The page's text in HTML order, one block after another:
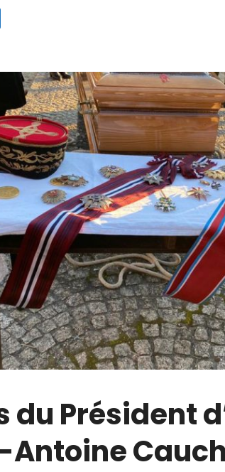
du Président
Antoine